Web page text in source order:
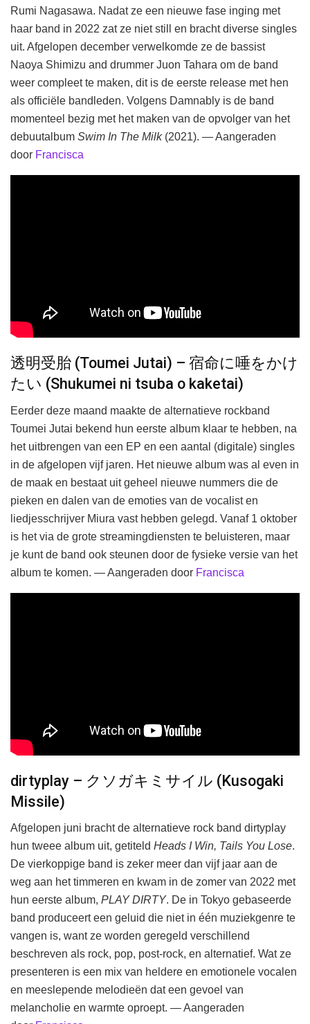
Rumi Nagasawa. Nadat ze een nieuwe fase inging met
haar band in 2022 zat ze niet still en bracht diverse singles
uit. Afgelopen december verwelkomde ze de bassist
Naoya Shimizu and drummer Juon Tahara om de band
weer compleet te maken, dit is de eerste release met hen
als officiële bandleden. Volgens Damnably is de band
momenteel bezig met het maken van de opvolger van het
debuutalbum Swim In The Milk(2021). — Aangeraden
door Francisca
透明受胎 (Toumei Jutai) – 宿命に唾をかけ
たい (Shukumei ni tsuba o kaketai)
Eerder deze maand maakte de alternatieve rockband
Toumei Jutai bekend hun eerste album klaar te hebben, na
het uitbrengen van een EP en een aantal (digitale) singles
in de afgelopen vijf jaren. Het nieuwe album was al even in
de maak en bestaat uit geheel nieuwe nummers die de
pieken en dalen van de emoties van de vocalist en
liedjesschrijver Miura vast hebben gelegd. Vanaf 1 oktober
is het via de grote streamingdiensten te beluisteren, maar
je kunt de band ook steunen door de fysieke versie van het
album te komen. — Aangeraden door Francisca
dirtyplay – クソガキミサイル (Kusogaki
Missile)
Afgelopen juni bracht de alternatieve rock band dirtyplay
hun tweee album uit, getiteld Heads I Win, Tails You Lose.
De vierkoppige band is zeker meer dan vijf jaar aan de
weg aan het timmeren en kwam in de zomer van 2022 met
hun eerste album, PLAY DIRTY. De in Tokyo gebaseerde
band produceert een geluid die niet in één muziekgenre te
vangen is, want ze worden geregeld verschillend
beschreven als rock, pop, post-rock, en alternatief. Wat ze
presenteren is een mix van heldere en emotionele vocalen
en meeslepende melodieën dat een gevoel van
melancholie en warmte oproept. — Aangeraden